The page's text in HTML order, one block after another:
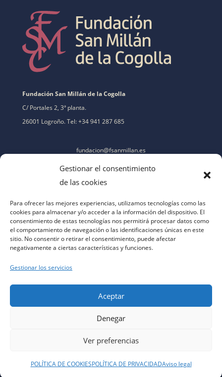
Gestionar el consentimiento
de las cookies
Para ofrecer las mejores experiencias, utilizamos tecnologías como las
cookies para almacenar y/o acceder a la información del dispositivo. El
consentimiento de estas tecnologías nos permitirá procesar datos como
el comportamiento de navegación o las identificaciones únicas en este
sitio. No consentir o retirar el consentimiento, puede afectar
negativamente a ciertas características y funciones.
Gestionar los servicios
Aceptar
Denegar
Ver preferencias
POLÍTICA DE COOKIESPOLÍTICA DE PRIVACIDADAviso legal
Fundación San Millán de la Cogolla
C/ Portales 2, 3ª planta.
26001 Logroño. Tel: +34 941 287 685
fundacion@fsanmillan.es
política de privacidad|política de cookies